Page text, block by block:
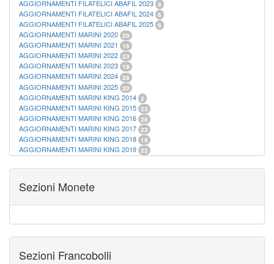
AGGIORNAMENTI FILATELICI ABAFIL 2023 9
AGGIORNAMENTI FILATELICI ABAFIL 2024 6
AGGIORNAMENTI FILATELICI ABAFIL 2025 6
AGGIORNAMENTI MARINI 2020 20
AGGIORNAMENTI MARINI 2021 16
AGGIORNAMENTI MARINI 2022 23
AGGIORNAMENTI MARINI 2023 19
AGGIORNAMENTI MARINI 2024 26
AGGIORNAMENTI MARINI 2025 20
AGGIORNAMENTI MARINI KING 2014 2
AGGIORNAMENTI MARINI KING 2015 23
AGGIORNAMENTI MARINI KING 2016 28
AGGIORNAMENTI MARINI KING 2017 23
AGGIORNAMENTI MARINI KING 2018 19
AGGIORNAMENTI MARINI KING 2019 22
ALBUM PER CARTAMONETA 1
CARTELLE FILATELICHE MARINI
21
FOGLI FILATELICI VATICANO 37
FOGLI MARINI PERIODI SEPARATI VATICANO
Sezioni Monete
Sezioni Francobolli